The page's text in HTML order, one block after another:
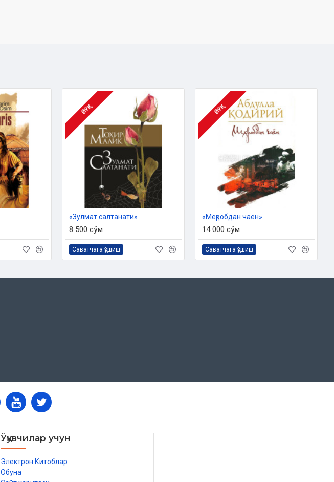
ЙЎҚ
«Зулмат салтанати»
8 500 сўм
Саватчага қўшиш
ЙЎҚ
«Меҳробдан чаён»
14 000 сўм
Саватчага қўшиш
Ўқувчилар учун
Электрон Китоблар
Обуна